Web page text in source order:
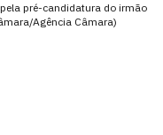
pré-candidatura do irmão
Agência Câmara)